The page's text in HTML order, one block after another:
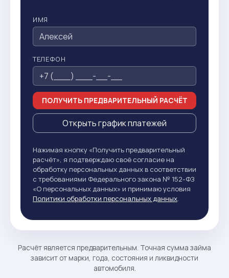
ИМЯ
ТЕЛЕФОН
ПОЛУЧИТЬ ПРЕДВАРИТЕЛЬНЫЙ РАСЧЁТ
Открыть график платежей
Нажимая кнопку «Получить предварительный
расчёт», я подтверждаю своё согласие на
обработку персональных данных в соответствии
с требованиями Федерального закона № 152-ФЗ
«О персональных данных» и принимаю условия
Политики обработки персональных данных.
Расчёт является предварительным. Точная сумма займа
зависит от марки, года, состояния и ликвидности
автомобиля.